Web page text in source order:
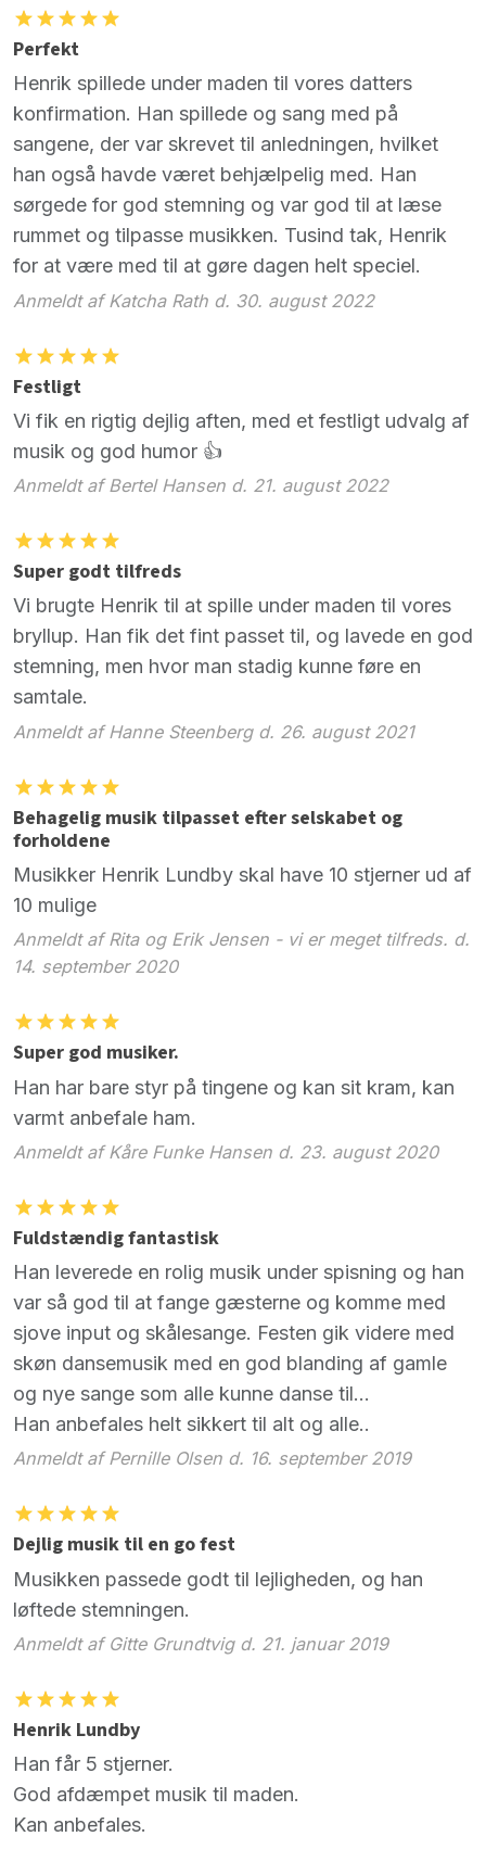
Perfekt
Henrik spillede under maden til vores datters
konfirmation. Han spillede og sang med på
sangene, der var skrevet til anledningen, hvilket
han også havde været behjælpelig med. Han
sørgede for god stemning og var god til at læse
rummet og tilpasse musikken. Tusind tak, Henrik
for at være med til at gøre dagen helt speciel.
Anmeldt af Katcha Rath d. 30. august 2022
Festligt
Vi fik en rigtig dejlig aften, med et festligt udvalg af
musik og god humor 👍
Anmeldt af Bertel Hansen d. 21. august 2022
Super godt tilfreds
Vi brugte Henrik til at spille under maden til vores
bryllup. Han fik det fint passet til, og lavede en god
stemning, men hvor man stadig kunne føre en
samtale.
Anmeldt af Hanne Steenberg d. 26. august 2021
Behagelig musik tilpasset efter selskabet og
forholdene
Musikker Henrik Lundby skal have 10 stjerner ud af
10 mulige
Anmeldt af Rita og Erik Jensen - vi er meget tilfreds. d.
14. september 2020
Super god musiker.
Han har bare styr på tingene og kan sit kram, kan
varmt anbefale ham.
Anmeldt af Kåre Funke Hansen d. 23. august 2020
Fuldstændig fantastisk
Han leverede en rolig musik under spisning og han
var så god til at fange gæsterne og komme med
sjove input og skålesange. Festen gik videre med
skøn dansemusik med en god blanding af gamle
og nye sange som alle kunne danse til...
Han anbefales helt sikkert til alt og alle..
Anmeldt af Pernille Olsen d. 16. september 2019
Dejlig musik til en go fest
Musikken passede godt til lejligheden, og han
løftede stemningen.
Anmeldt af Gitte Grundtvig d. 21. januar 2019
Henrik Lundby
Han får 5 stjerner.
God afdæmpet musik til maden.
Kan anbefales.